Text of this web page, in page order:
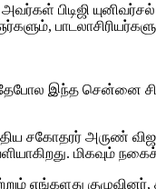
பிடிஜி
இந்த சென்னை
சகோதரர் அருண்
மிகவும்
எங்களது